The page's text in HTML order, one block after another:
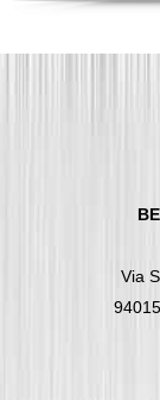
Via
94015